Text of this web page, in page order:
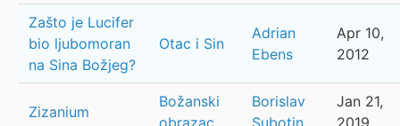
Zašto je Lucifer
bio ljubomoran
na Sina Božjeg?
Otac i Sin
Adrian
Ebens
Apr 10,
2012
Zizanium
Božanski
Borislav
Jan 21,